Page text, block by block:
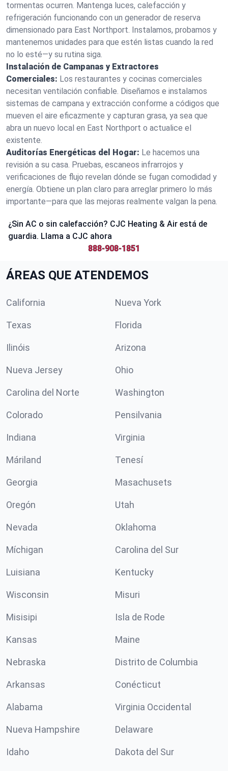
tormentas ocurren. Mantenga luces, calefacción y
refrigeración funcionando con un generador de reserva
dimensionado para East Northport. Instalamos, probamos y
mantenemos unidades para que estén listas cuando la red
no lo esté—y su rutina siga.
Instalación de Campanas y Extractores
Comerciales: Los restaurantes y cocinas comerciales
necesitan ventilación confiable. Diseñamos e instalamos
sistemas de campana y extracción conforme a códigos que
mueven el aire eficazmente y capturan grasa, ya sea que
abra un nuevo local en East Northport o actualice el
existente.
Auditorías Energéticas del Hogar: Le hacemos una
revisión a su casa. Pruebas, escaneos infrarrojos y
verificaciones de flujo revelan dónde se fugan comodidad y
energía. Obtiene un plan claro para arreglar primero lo más
importante—para que las mejoras realmente valgan la pena.
¿Sin AC o sin calefacción? CJC Heating & Air está de
guardia. Llama a CJC ahora
888-908-1851
ÁREAS QUE ATENDEMOS
California Nueva York
Texas Florida
Ilinóis Arizona
Nueva Jersey Ohio
Carolina del Norte Washington
Colorado Pensilvania
Indiana Virginia
Máriland Tenesí
Georgia Masachusets
Oregón Utah
Nevada Oklahoma
Míchigan Carolina del Sur
Luisiana Kentucky
Wisconsin Misuri
Misisipi Isla de Rode
Kansas Maine
Nebraska Distrito de Columbia
Arkansas Conécticut
Alabama Virginia Occidental
Nueva Hampshire Delaware
Idaho Dakota del Sur